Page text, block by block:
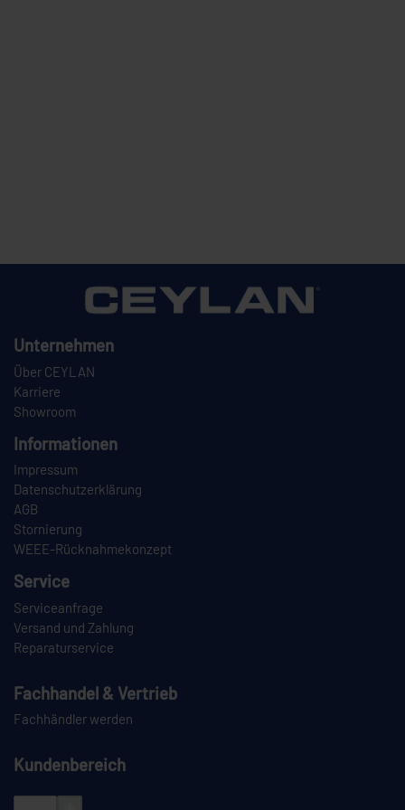
Unternehmen
Über CEYLAN
Karriere
Showroom
Informationen
Impressum
Datenschutzerklärung
AGB
Stornierung
WEEE-Rücknahmekonzept
Service
Serviceanfrage
Versand und Zahlung
Reparaturservice
Fachhandel & Vertrieb
Fachhändler werden
Kundenbereich